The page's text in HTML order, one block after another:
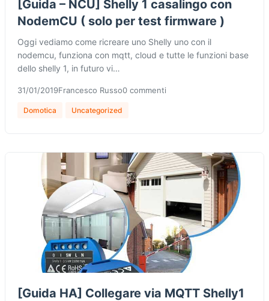
[Guida – NCU] Shelly 1 casalingo con
NodemCU ( solo per test firmware )
Oggi vediamo come ricreare uno Shelly uno con il
nodemcu, funziona con mqtt, cloud e tutte le funzioni base
dello shelly 1, in futuro vi…
31/01/2019Francesco Russo0 commenti
Domotica Uncategorized
[Guida HA] Collegare via MQTT Shelly1